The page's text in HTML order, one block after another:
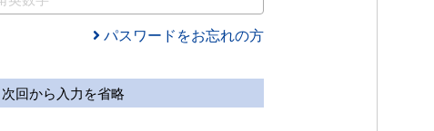
パスワードをお忘れの方
次回から入力を省略